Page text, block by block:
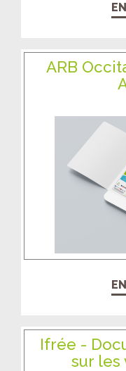
ARB
Ifrée -
sur les